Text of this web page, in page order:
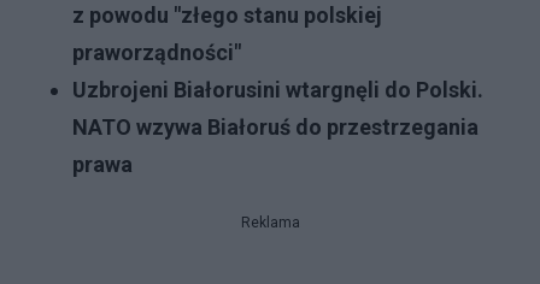
z powodu "złego stanu polskiej
praworządności"
Uzbrojeni Białorusini wtargnęli do Polski.
NATO wzywa Białoruś do przestrzegania
prawa
Reklama